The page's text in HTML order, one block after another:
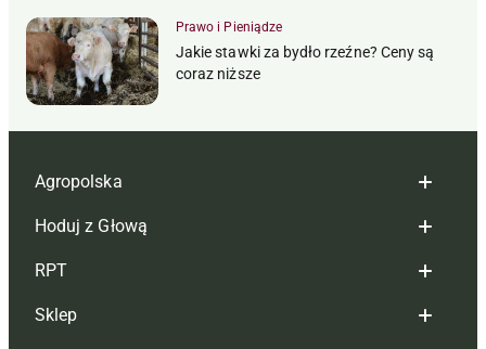
Prawo i Pieniądze
Jakie stawki za bydło rzeźne? Ceny są
coraz niższe
Agropolska
Redakcja
Reklama
Tagi
Hoduj z Głową
Hoduj z głową bydło
Hoduj z głową świnie
RPT
Redakcja
Sklep